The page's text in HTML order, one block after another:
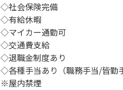
◇社会保険完備
◇有給休暇
◇マイカー通勤可
◇交通費支給
◇退職金制度あり
◇各種手当あり（職務手当/皆勤
※屋内禁煙